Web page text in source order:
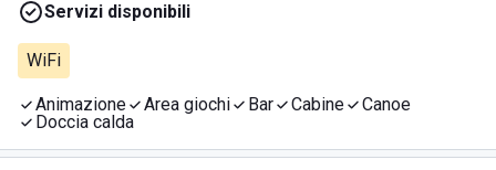
Servizi disponibili
WiFi
Animazione Area giochi Bar Cabine
Canoe
Doccia calda